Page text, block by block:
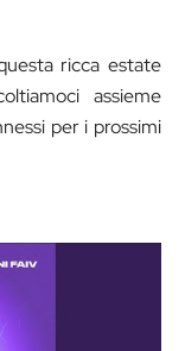
ricca estate
assieme
per i prossimi